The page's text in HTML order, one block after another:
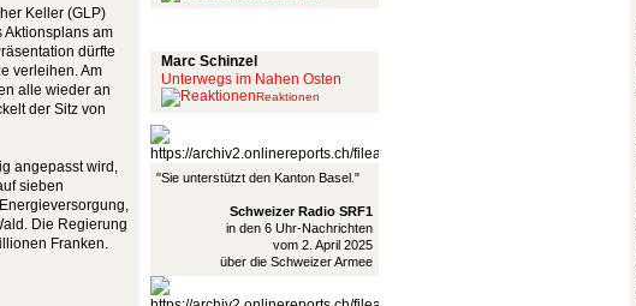
Keller (GLP)
Aktionsplans am
dürfte
verleihen. Am
alle wieder an
der Sitz von
angepasst wird,
sieben
Die Regierung
Franken.
Marc Schinzel
Unterwegs im Nahen Osten
Reaktionen
"Sie unterstützt den Kanton Basel."
Schweizer Radio SRF1
in den 6 Uhr-Nachrichten
vom 2. April 2025
über die Schweizer Armee